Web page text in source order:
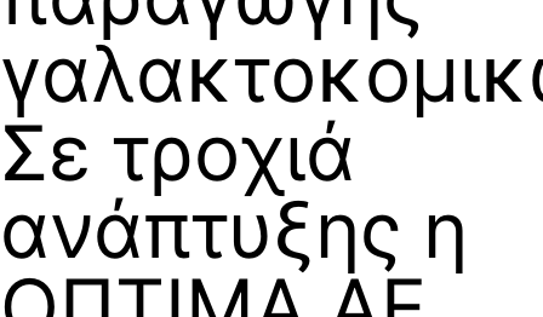
Σε τροχιά
ανάπτυξης η